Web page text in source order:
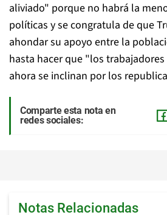
aliviado" porque no habrá la
políticas y se congratula de que
ahondar su apoyo entre la
hasta hacer que "los
ahora se inclinan por los
Comparte esta nota en
redes sociales:
Notas Relacionadas